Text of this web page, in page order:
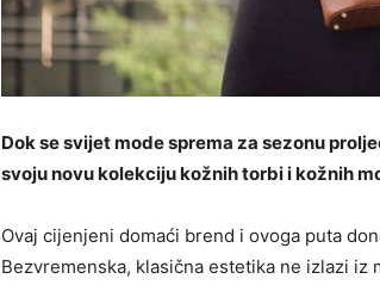
Dok se svijet mode sprema za sezonu
svoju novu kolekciju kožnih torbi i kožnih
Ovaj cijenjeni domaći brend i ovoga puta
Bezvremenska, klasična estetika ne izlazi iz